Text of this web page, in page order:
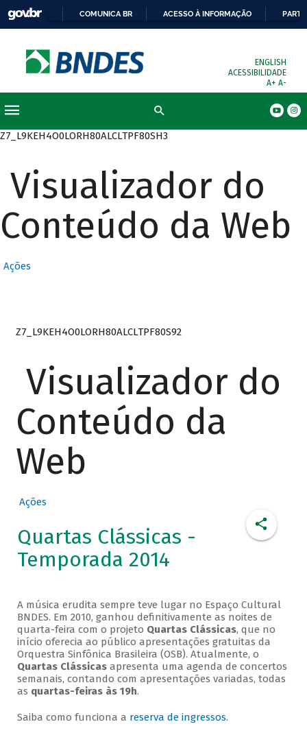
COMUNICA BR ACESSO À INFORMAÇÃO
ENGLISH
ACESSIBILIDADE
A+ A-
Z7_L9KEH4O0LORH80ALCLTPF80SH3
Visualizador do
Conteúdo da Web
Ações
Z7_L9KEH4O0LORH80ALCLTPF80S92
Visualizador do
Conteúdo da
Web
Ações
Quartas Clássicas -
Temporada 2014
A música erudita sempre teve lugar no Espaço Cultural
BNDES. Em 2010, ganhou definitivamente as noites de
quarta-feira com o projeto Quartas Clássicas, que no
início oferecia ao público apresentações gratuitas da
Orquestra Sinfônica Brasileira (OSB). Atualmente, o
Quartas Clássicasapresenta uma agenda de concertos
semanais, contando com apresentações variadas, todas
as quartas-feiras às 19h.
Saiba como funciona a reserva de ingressos.